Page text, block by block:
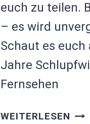
euch zu teilen.
– es wird
Schaut es euch
Jahre
Fernsehen
WEITERLESEN DER